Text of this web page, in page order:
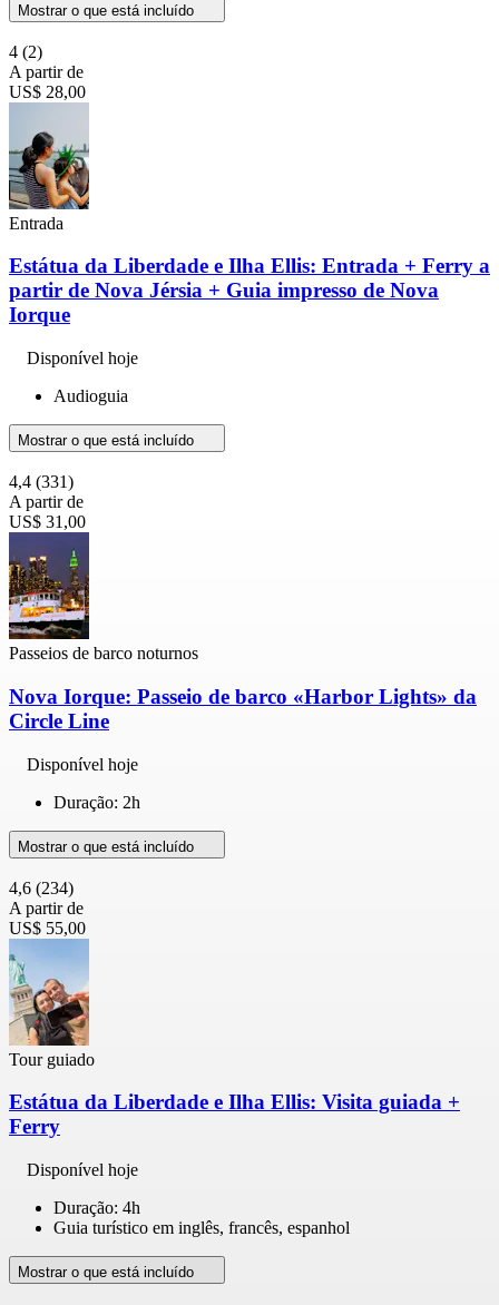
Mostrar o que está incluído
4 (2)
A partir de
US$ 28,00
Entrada
Estátua da Liberdade e Ilha Ellis: Entrada + Ferry a
partir de Nova Jérsia + Guia impresso de Nova
Iorque
Disponível hoje
Audioguia
Mostrar o que está incluído
4,4 (331)
A partir de
US$ 31,00
Passeios de barco noturnos
Nova Iorque: Passeio de barco «Harbor Lights» da
Circle Line
Disponível hoje
Duração: 2h
Mostrar o que está incluído
4,6 (234)
A partir de
US$ 55,00
Tour guiado
Estátua da Liberdade e Ilha Ellis: Visita guiada +
Ferry
Disponível hoje
Duração: 4h
Guia turístico em inglês, francês, espanhol
Mostrar o que está incluído